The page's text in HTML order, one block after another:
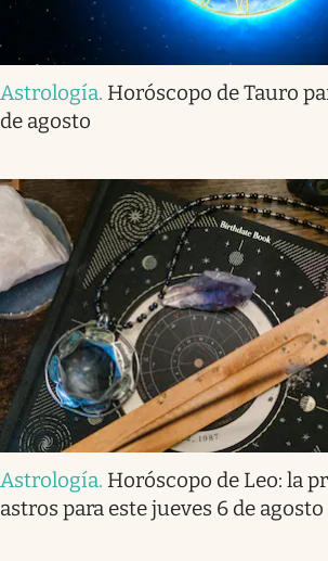
Astrología. Horóscopo de Tauro
de agosto
Astrología. Horóscopo de Leo: la
astros para este jueves 6 de agosto